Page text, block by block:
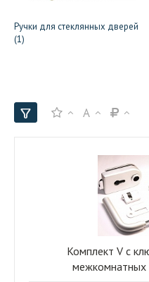
Ручки для стеклянных дверей
(1)
A
Комплект V с
межкомнатных